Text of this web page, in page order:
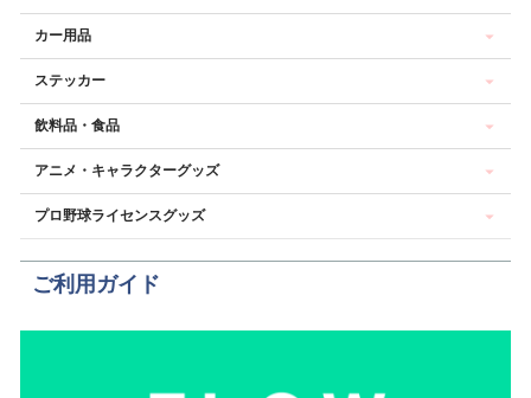
カー用品
ステッカー
飲料品・食品
アニメ・キャラクターグッズ
プロ野球ライセンスグッズ
ご利用ガイド